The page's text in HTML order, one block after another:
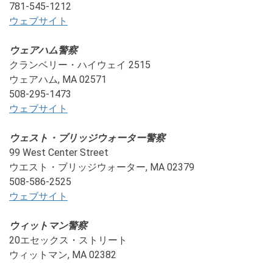
781-545-1212
ウェブサイト
ウェアハム警察
クランベリー・ハイウェイ 2515
ウェアハム, MA 02571
508-295-1473
ウェブサイト
ウェスト・ブリッジウォーター警察
99 West Center Street
ウエスト・ブリッジウォーター, MA 02379
508-586-2525
ウェブサイト
ウィットマン警察
20エセックス・ストリート
ウィットマン, MA 02382